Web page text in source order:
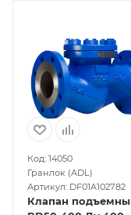
Код: 14050
Гранлок (ADL)
Артикул: DF01A102782
Клапан